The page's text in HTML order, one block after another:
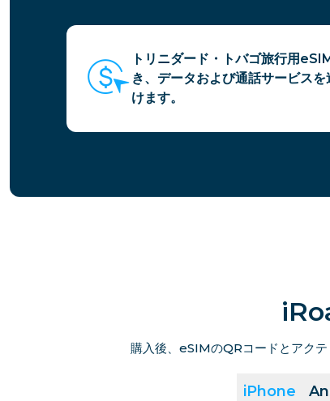
トリニダード・トバゴ旅行用
き、データおよび通話サービス
けます。
購入後、eSIMのQRコードとアクテ
iPhone